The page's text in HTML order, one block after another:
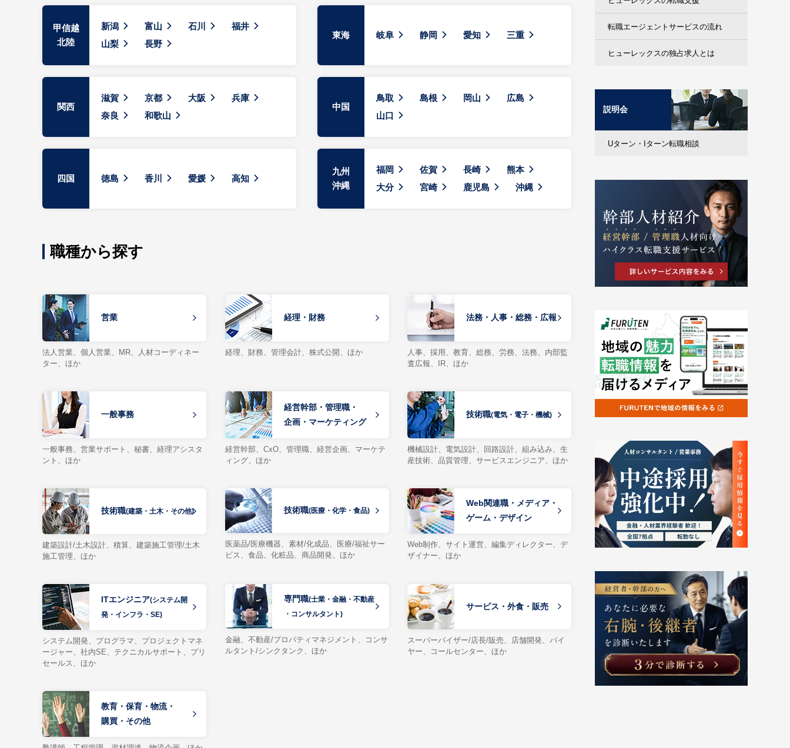
甲信越
北陸
新潟 富山 石川
福井
山梨
長野
東海 岐阜 静岡 愛知 三重
関西
滋賀 京都 大阪
兵庫
奈良
和歌山
中国
鳥取 島根 岡山
広島
山口
四国 徳島 香川 愛媛 高知
九州
沖縄
福岡 佐賀 長崎
熊本
大分
宮崎 鹿児島 沖縄
職種から探す
営業
法人営業、個人営業、MR、人材コーディネー
ター、ほか
経理・財務
経理、財務、管理会計、株式公開、ほか
法務・人事・総務・広報
人事、採用、教育、総務、労務、法務、内部監
査広報、IR、ほか
一般事務
一般事務、営業サポート、秘書、経理アシスタ
ント、ほか
経営幹部・管理職・
企画・マーケティング
経営幹部、CxO、管理職、経営企画、マーケテ
ィング、ほか
技術職(電気・電子・機械)
機械設計、電気設計、回路設計、組み込み、生
産技術、品質管理、サービスエンジニア、ほか
技術職(建築・土木・その他)
建築設計/土木設計、積算、建築施工管理/土木
施工管理、ほか
技術職(医療・化学・食品)
医薬品/医療機器、素材/化成品、医療/福祉サー
ビス、食品、化粧品、商品開発、ほか
Web関連職・メディア・
ゲーム・デザイン
Web制作、サイト運営、編集ディレクター、デ
ザイナー、ほか
ITエンジニア(システム開
発・インフラ・SE)
システム開発、プログラマ、プロジェクトマネ
ージャー、社内SE、テクニカルサポート、プリ
セールス、ほか
専門職(士業・金融・不動産
・コンサルタント)
金融、不動産/プロパティマネジメント、コンサ
ルタント/シンクタンク、ほか
サービス・外食・販売
スーパーバイザー/店長/販売、店舗開発、バイ
ヤー、コールセンター、ほか
教育・保育・物流・
購買・その他
転職エージェントサービスの流れ
ヒューレックスの独占求人とは
説明会
Uターン・Iターン転職相談